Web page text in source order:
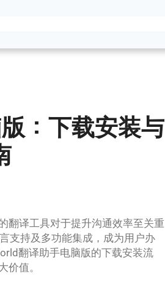
：下载安装与
翻译工具对于提升沟通效率至关重
支持及多功能集成，成为用户办
翻译助手电脑版的下载安装流
价值。